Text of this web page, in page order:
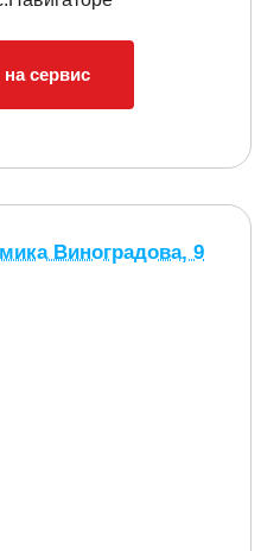
сервис
Виноградова, 9